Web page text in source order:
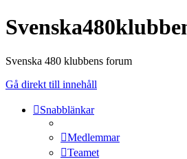
Svenska 480 klubbens forum
Gå direkt till innehåll
Snabblänkar
Medlemmar
Teamet